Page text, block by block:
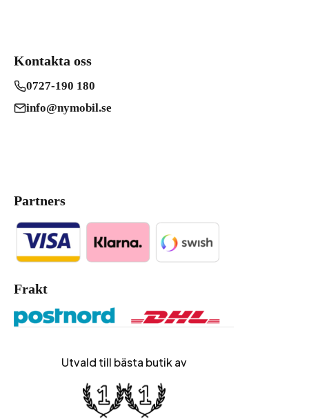
Kontakta oss
0727-190 180
info@nymobil.se
Partners
Frakt
Utvald till bästa butik av